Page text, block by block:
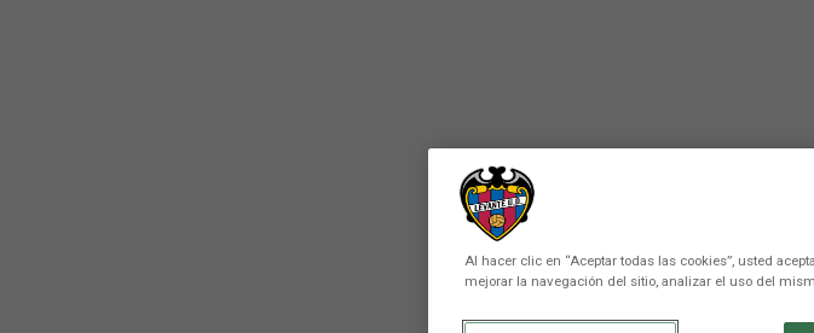
Al hacer clic en “Aceptar todas las cookies”, usted
mejorar la navegación del sitio, analizar el uso del